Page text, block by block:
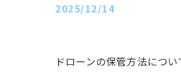
2025/12/14
ドローンの保管方法につ